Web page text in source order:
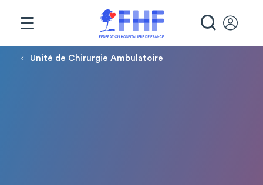
Fil d'Ariane
Unité de Chirurgie Ambulatoire
Panneau de gestion des cookies